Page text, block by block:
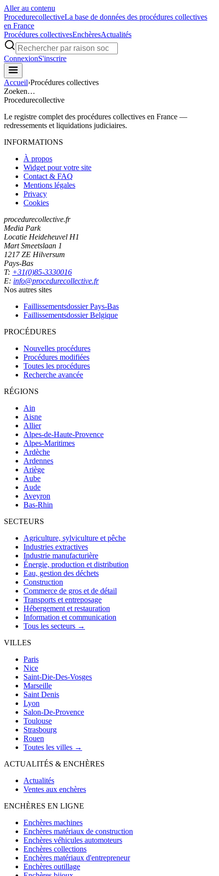
Aller au contenu
ProcedurecollectiveLa base de données des procédures collectives
en France
Procédures collectivesEnchèresActualités
ConnexionS'inscrire
Accueil›Procédures collectives
Zoeken…
Procedurecollective
Le registre complet des procédures collectives en France —
redressements et liquidations judiciaires.
INFORMATIONS
À propos
Widget pour votre site
Contact & FAQ
Mentions légales
Privacy
Cookies
procedurecollective.fr
Media Park
Locatie Heideheuvel H1
Mart Smeetslaan 1
1217 ZE Hilversum
Pays-Bas
T: +31(0)85-3330016
E: info@procedurecollective.fr
Nos autres sites
Faillissementsdossier Pays-Bas
Faillissementsdossier Belgique
PROCÉDURES
Nouvelles procédures
Procédures modifiées
Toutes les procédures
Recherche avancée
RÉGIONS
Ain
Aisne
Allier
Alpes-de-Haute-Provence
Alpes-Maritimes
Ardèche
Ardennes
Ariège
Aube
Aude
Aveyron
Bas-Rhin
SECTEURS
Agriculture, sylviculture et pêche
Industries extractives
Industrie manufacturière
Énergie, production et distribution
Eau, gestion des déchets
Construction
Commerce de gros et de détail
Transports et entreposage
Hébergement et restauration
Information et communication
Tous les secteurs →
VILLES
Paris
Nice
Saint-Die-Des-Vosges
Marseille
Saint Denis
Lyon
Salon-De-Provence
Toulouse
Strasbourg
Rouen
Toutes les villes →
ACTUALITÉS & ENCHÈRES
Actualités
Ventes aux enchères
ENCHÈRES EN LIGNE
Enchères machines
Enchères matériaux de construction
Enchères véhicules automoteurs
Enchères collections
Enchères matériaux d'entrepreneur
Enchères outillage